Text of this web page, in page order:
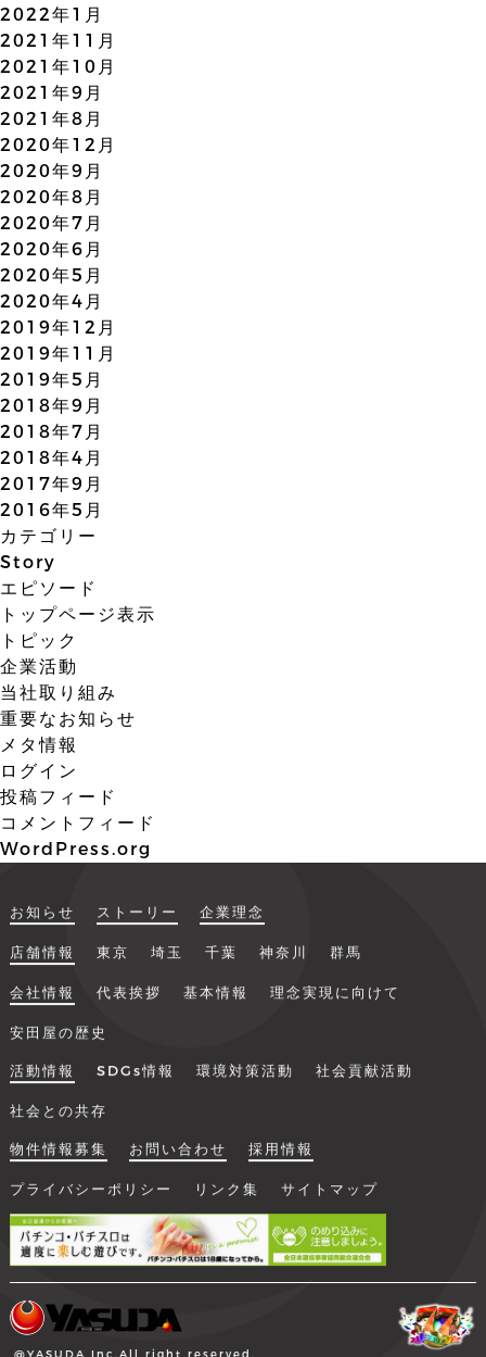
2022年1月
2021年11月
2021年10月
2021年9月
2021年8月
2020年12月
2020年9月
2020年8月
2020年7月
2020年6月
2020年5月
2020年4月
2019年12月
2019年11月
2019年5月
2018年9月
2018年7月
2018年4月
2017年9月
2016年5月
カテゴリー
Story
エピソード
トップページ表示
トピック
企業活動
当社取り組み
重要なお知らせ
メタ情報
ログイン
投稿フィード
コメントフィード
WordPress.org
お知らせ ストーリー 企業理念
店舗情報 東京 埼玉 千葉 神奈川 群馬
会社情報 代表挨拶 基本情報 理念実現に向けて
安田屋の歴史
活動情報 SDGs情報 環境対策活動 社会貢献活動
社会との共存
物件情報募集 お問い合わせ 採用情報
プライバシーポリシー リンク集 サイトマップ